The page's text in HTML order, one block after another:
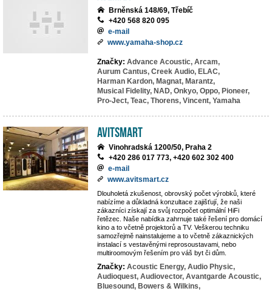
Brněnská 148/69, Třebíč
+420 568 820 095
e-mail
www.yamaha-shop.cz
Značky: Advance Acoustic, Arcam,
Aurum Cantus, Creek Audio, ELAC,
Harman Kardon, Magnat, Marantz,
Musical Fidelity, NAD, Onkyo, Oppo, Pioneer,
Pro-Ject, Teac, Thorens, Vincent, Yamaha
Avitsmart
Vinohradská 1200/50, Praha 2
+420 286 017 773, +420 602 302 400
e-mail
www.avitsmart.cz
Dlouholetá zkušenost, obrovský počet výrobků, které
nabízíme a důkladná konzultace zajišťují, že naši
zákazníci získají za svůj rozpočet optimální HiFi
řetězec. Naše nabídka zahrnuje také řešení pro domácí
kino a to včetně projektorů a TV. Veškerou techniku
samozřejmě nainstalujeme a to včetně zákaznických
instalací s vestavěnými reprosoustavami, nebo
multiroomovým řešením pro váš byt či dům.
Značky: Acoustic Energy, Audio Physic,
Audioquest, Audiovector, Avantgarde Acoustic,
Bluesound, Bowers & Wilkins,